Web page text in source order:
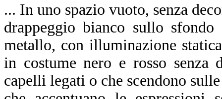
... In uno spazio vuoto, senza
drappeggio bianco sullo
metallo, con illuminazione
in costume nero e rosso senza
capelli legati o che scendono